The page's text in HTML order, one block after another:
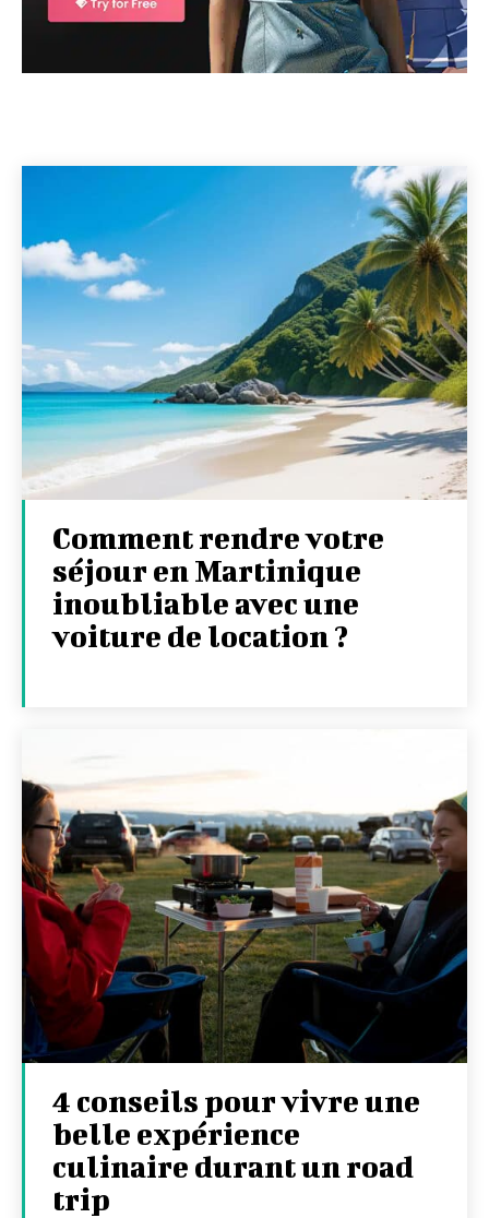
Comment rendre votre
séjour en Martinique
inoubliable avec une
voiture de location ?
4 conseils pour vivre une
belle expérience
culinaire durant un road
trip